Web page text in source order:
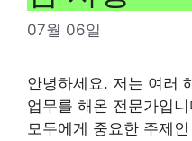
07월 06일
안녕하세요. 저는 여러
업무를 해온 전문가입
모두에게 중요한 주제